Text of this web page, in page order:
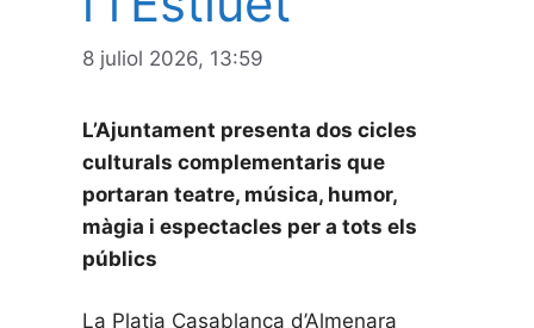
8 juliol 2026, 13:59
L’Ajuntament presenta dos cicles
culturals complementaris que
portaran teatre, música, humor,
màgia i espectacles per a tots els
públics
La Platja Casablanca d’Almenara